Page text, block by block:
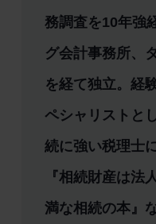
務調査を10年強
グ会計事務所、
を経て独立。経
ペシャリストと
続に強い税理士
『相続財産は法
満な相続の本』な